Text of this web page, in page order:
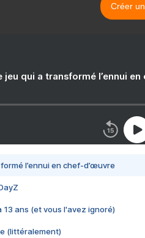
Créer
jeu qui a transformé l’ennui
l’ennui en chef-d’œuvre
13 ans (et vous l'avez ignoré)
(littéralement)